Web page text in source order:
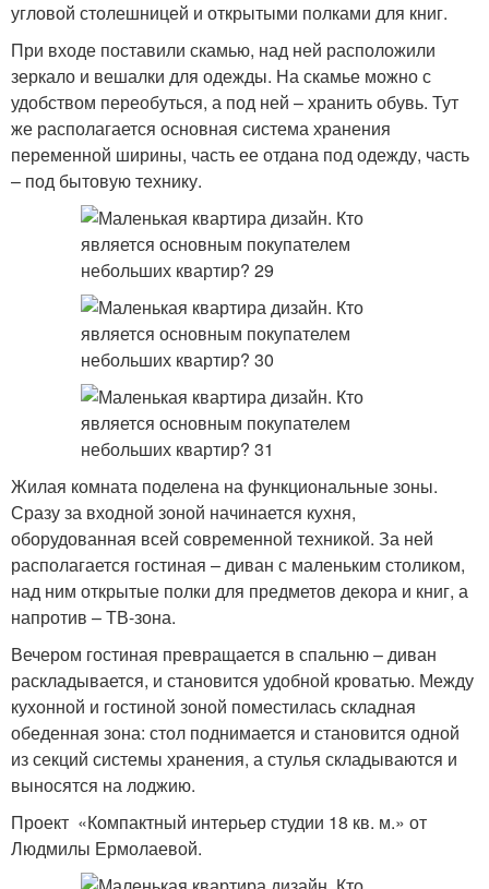
угловой столешницей и открытыми полками для книг.
При входе поставили скамью, над ней расположили
зеркало и вешалки для одежды. На скамье можно с
удобством переобуться, а под ней – хранить обувь. Тут
же располагается основная система хранения
переменной ширины, часть ее отдана под одежду, часть
– под бытовую технику.
Жилая комната поделена на функциональные зоны.
Сразу за входной зоной начинается кухня,
оборудованная всей современной техникой. За ней
располагается гостиная – диван с маленьким столиком,
над ним открытые полки для предметов декора и книг, а
напротив – ТВ-зона.
Вечером гостиная превращается в спальню – диван
раскладывается, и становится удобной кроватью. Между
кухонной и гостиной зоной поместилась складная
обеденная зона: стол поднимается и становится одной
из секций системы хранения, а стулья складываются и
выносятся на лоджию.
Проект «Компактный интерьер студии 18 кв. м.» от
Людмилы Ермолаевой.